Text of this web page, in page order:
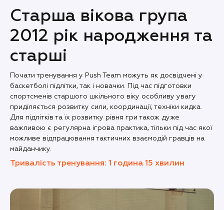
Старша вікова група
2012 рік народження та
старші
Почати тренування у Push Team можуть як досвідчені у
баскетболі підлітки, так і новачки. Під час підготовки
спортсменів старшого шкільного віку особливу увагу
приділяється розвитку сили, координації, техніки кидка.
Для підлітків та їх розвитку рівня гри також дуже
важливою є регулярна ігрова практика, тільки під час якої
можливе відпрацювання тактичних взаємодій гравців на
майданчику.
Тривалість тренування: 1 година 15 хвилин